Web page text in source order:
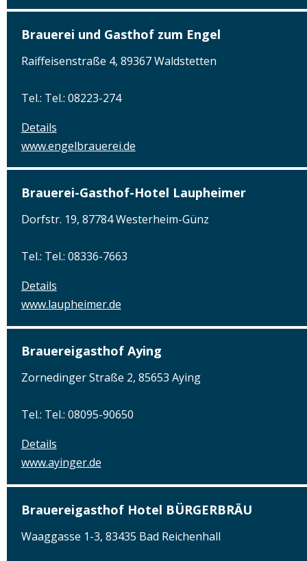
Brauerei und Gasthof zum Engel
Raiffeisenstraße 4, 89367 Waldstetten
Tel.: Tel.: 08223-274
Details
www.engelbrauerei.de
Brauerei-Gasthof-Hotel Laupheimer
Dorfstr. 19, 87784 Westerheim-Günz
Tel.: Tel.: 08336-7663
Details
www.laupheimer.de
Brauereigasthof Aying
Zornedinger Straße 2, 85653 Aying
Tel.: Tel.: 08095-90650
Details
www.ayinger.de
Brauereigasthof Hotel BÜRGERBRÄU
Waaggasse 1-3, 83435 Bad Reichenhall